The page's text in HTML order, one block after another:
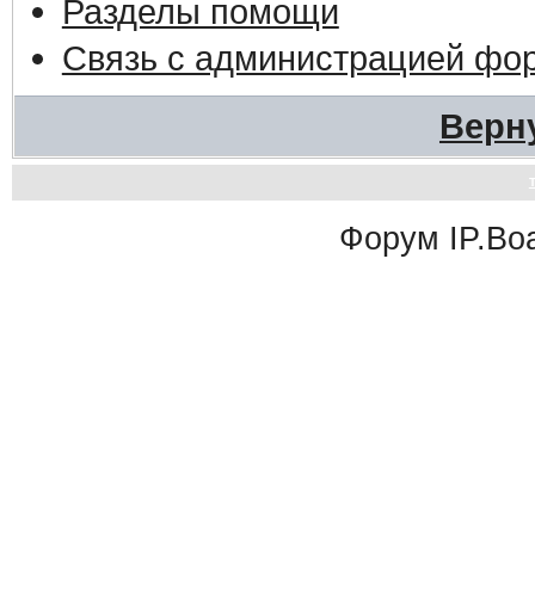
Разделы помощи
Связь с администрацией
Форум